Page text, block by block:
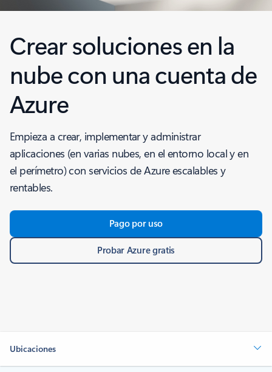
Crear soluciones en la
nube con una cuenta de
Azure
Empieza a crear, implementar y administrar
aplicaciones (en varias nubes, en el entorno local y en
el perímetro) con servicios de Azure escalables y
rentables.
Pago por uso
Probar Azure gratis
Ubicaciones